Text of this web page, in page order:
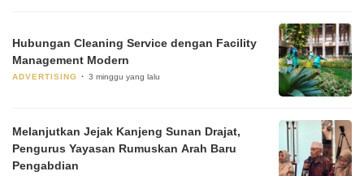
Hubungan Cleaning Service dengan Facility
Management Modern
ADVERTISING 3 minggu yang lalu
Melanjutkan Jejak Kanjeng Sunan Drajat,
Pengurus Yayasan Rumuskan Arah Baru
Pengabdian